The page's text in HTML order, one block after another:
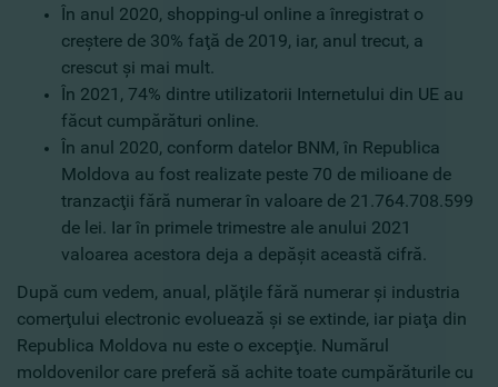
În anul 2020, shopping-ul online a înregistrat o
creştere de 30% faţă de 2019, iar, anul trecut, a
crescut şi mai mult.
În 2021, 74% dintre utilizatorii Internetului din UE au
făcut cumpărături online.
În anul 2020, conform datelor BNM, în Republica
Moldova au fost realizate peste 70 de milioane de
tranzacţii fără numerar în valoare de 21.764.708.599
de lei. Iar în primele trimestre ale anului 2021
valoarea acestora deja a depăşit această cifră.
După cum vedem, anual, plăţile fără numerar şi industria
comerţului electronic evoluează şi se extinde, iar piaţa din
Republica Moldova nu este o excepţie. Numărul
moldovenilor care preferă să achite toate cumpărăturile cu